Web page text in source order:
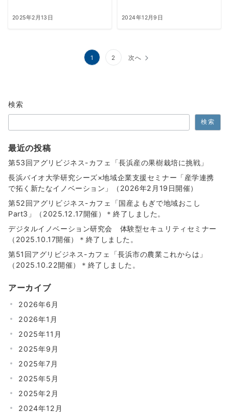
2025年2月13日 2024年12月9日
ペ
ー
ジ
送
り
1 2 次へ
検索
検索
最近の投稿
第53回アグリビジネス-カフェ「長浜産の果樹栽培に挑戦」
長浜バイオ大学研究シーズ×地域企業支援セミナー「産学連携
で拓く新たなイノベーション」（2026年2月19日開催）
第52回アグリビジネス-カフェ「国産よもぎで地域おこし
Part3」（2025.12.17開催）＊終了しました。
デジタルイノベーション研究会 体験型セキュリティセミナー
（2025.10.17開催）＊終了しました。
第51回アグリビジネス-カフェ「長浜市の農業これからは」
（2025.10.22開催）＊終了しました。
アーカイブ
2026年6月
2026年1月
2025年11月
2025年9月
2025年7月
2025年5月
2025年2月
2024年12月